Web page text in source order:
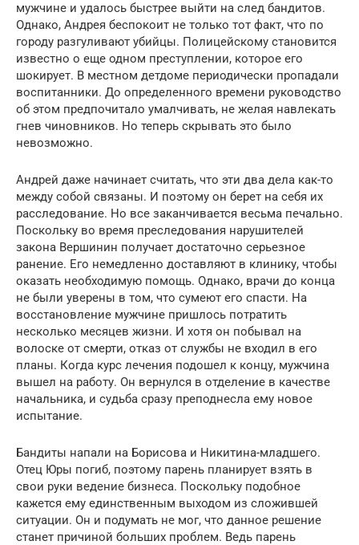
мужчине и удалось быстрее выйти на след бандитов.
Однако, Андрея беспокоит не только тот факт, что по
городу разгуливают убийцы. Полицейскому становится
известно о еще одном преступлении, которое его
шокирует. В местном детдоме периодически пропадали
воспитанники. До определенного времени руководство
об этом предпочитало умалчивать, не желая навлекать
гнев чиновников. Но теперь скрывать это было
невозможно.
Андрей даже начинает считать, что эти два дела как-то
между собой связаны. И поэтому он берет на себя их
расследование. Но все заканчивается весьма печально.
Поскольку во время преследования нарушителей
закона Вершинин получает достаточно серьезное
ранение. Его немедленно доставляют в клинику, чтобы
оказать необходимую помощь. Однако, врачи до конца
не были уверены в том, что сумеют его спасти. На
восстановление мужчине пришлось потратить
несколько месяцев жизни. И хотя он побывал на
волоске от смерти, отказ от службы не входил в его
планы. Когда курс лечения подошел к концу, мужчина
вышел на работу. Он вернулся в отделение в качестве
начальника, и судьба сразу преподнесла ему новое
испытание.
Бандиты напали на Борисова и Никитина-младшего.
Отец Юры погиб, поэтому парень планирует взять в
свои руки ведение бизнеса. Поскольку подобное
кажется ему единственным выходом из сложившей
ситуации. Он и подумать не мог, что данное решение
станет причиной больших проблем. Ведь парень